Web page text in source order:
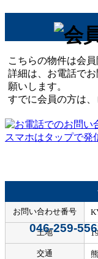
こちらの物件は会員
詳細は、お電話で
願いします。
すでに会員の方は、
046-259-
お問い合わせ番号
土地
交通